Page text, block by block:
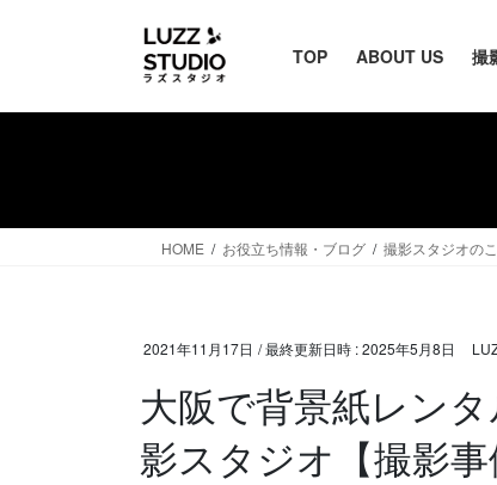
TOP ABOUT US 撮
HOME お役立ち情報・ブログ 撮影スタジオの
2021年11月17日 / 最終更新日時 :2025年5月8日
大阪で背景紙レン
影スタジオ【撮影事